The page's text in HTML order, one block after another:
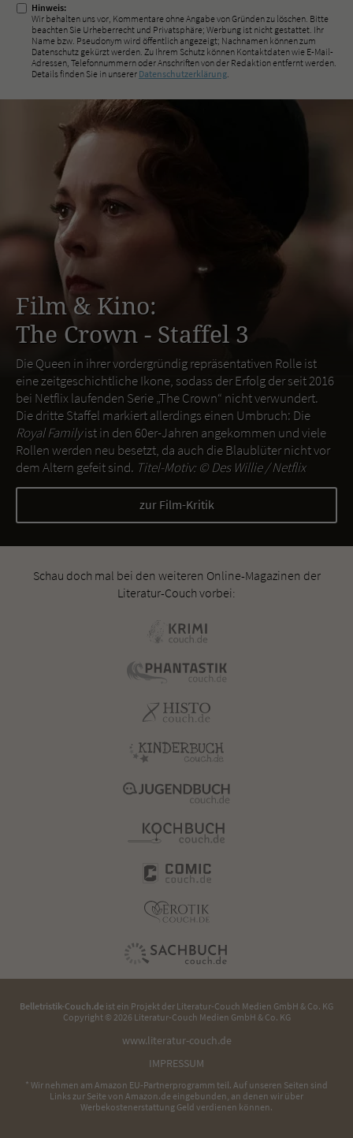
Hinweis:
Wir behalten uns vor, Kommentare ohne Angabe von Gründen zu löschen. Bitte
beachten Sie Urheberrecht und Privatsphäre; Werbung ist nicht gestattet. Ihr
Name bzw. Pseudonym wird öffentlich angezeigt; Nachnamen können zum
Datenschutz gekürzt werden. Zu Ihrem Schutz können Kontaktdaten wie E-Mail-
Adressen, Telefonnummern oder Anschriften von der Redaktion entfernt werden.
Details finden Sie in unserer Datenschutzerklärung
Film & Kino:
The Crown - Staffel 3
Die Queen in ihrer vordergründig repräsentativen Rolle ist
eine zeitgeschichtliche Ikone, sodass der Erfolg der seit 2016
bei Netflix laufenden Serie „The Crown“ nicht verwundert.
Die dritte Staffel markiert allerdings einen Umbruch: Die
Royal Familyist in den 60er-Jahren angekommen und viele
Rollen werden neu besetzt, da auch die Blaublüter nicht vor
dem Altern gefeit sind. Titel-Motiv: ©Des Willie / Netflix
zur Film-Kritik
Schau doch mal bei den weiteren Online-Magazinen der
Literatur-Couch vorbei:
Belletristik-Couch.de ist ein Projekt der Literatur-Couch Medien GmbH & Co. KG
Copyright © 2026 Literatur-Couch Medien GmbH & Co. KG
www.literatur-couch.de
IMPRESSUM
* Wir nehmen am Amazon EU-Partnerprogramm teil. Auf unseren Seiten sind
Links zur Seite von Amazon.de eingebunden, an denen wir über
Werbekostenerstattung Geld verdienen können.